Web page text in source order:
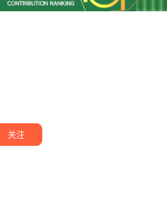
关注